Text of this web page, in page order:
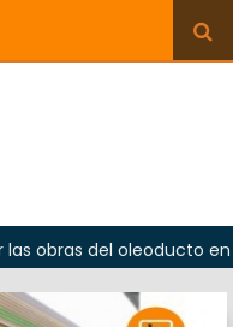
oleoducto en Punta